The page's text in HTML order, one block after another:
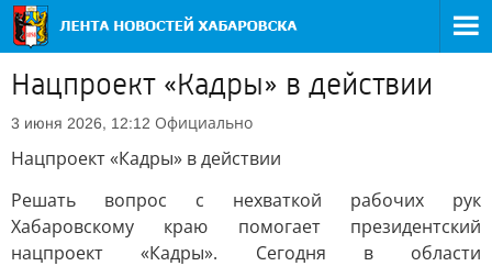
Нацпроект «Кадры» в действии
3 июня 2026, 12:12 Официально
Нацпроект «Кадры» в действии
Решать вопрос с нехваткой рабочих рук
Хабаровскому краю помогает президентский
нацпроект «Кадры». Сегодня в области